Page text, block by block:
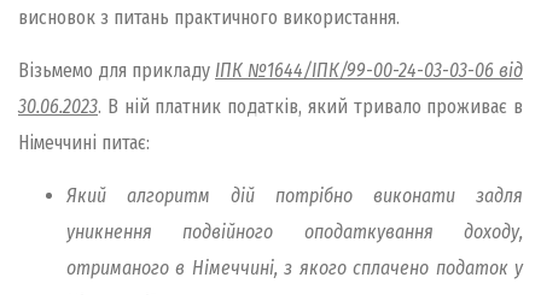
висновок з питань практичного використання.
Візьмемо для прикладу ІПК №1644/ІПК/99-00-24-03-03-06 від
30.06.2023. В ній платник податків, який тривало проживає в
Німеччині питає:
Який алгоритм дій потрібно виконати задля
уникнення подвійного оподаткування доходу,
отриманого в Німеччині, з якого сплачено податок у